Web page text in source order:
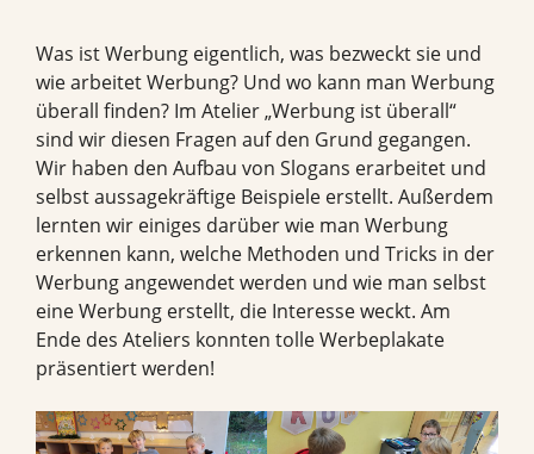
Was ist Werbung eigentlich, was bezweckt sie und
wie arbeitet Werbung? Und wo kann man Werbung
überall finden? Im Atelier „Werbung ist überall“
sind wir diesen Fragen auf den Grund gegangen.
Wir haben den Aufbau von Slogans erarbeitet und
selbst aussagekräftige Beispiele erstellt. Außerdem
lernten wir einiges darüber wie man Werbung
erkennen kann, welche Methoden und Tricks in der
Werbung angewendet werden und wie man selbst
eine Werbung erstellt, die Interesse weckt. Am
Ende des Ateliers konnten tolle Werbeplakate
präsentiert werden!